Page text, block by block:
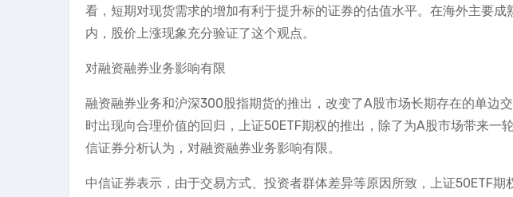
看，短期对现货需求的增加有利于提升标的证券的估值水平。在海外主要
内，股价上涨现象充分验证了这个观点。
对融资融券业务影响有限
融资融券业务和沪深300股指期货的推出，改变了A股市场长期存在的单边
时出现向合理价值的回归，上证50ETF期权的推出，除了为A股市场带来一
信证券分析认为，对融资融券业务影响有限。
中信证券表示，由于交易方式、投资者群体差异等原因所致，上证50ETF